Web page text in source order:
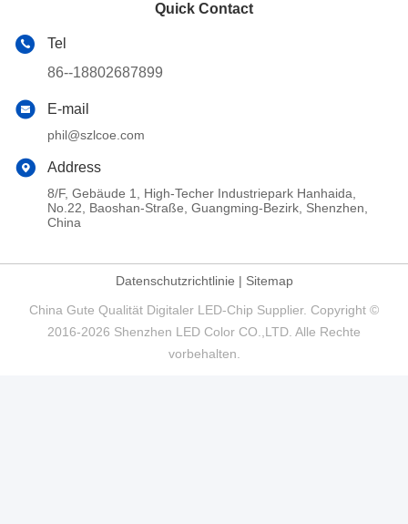
Quick Contact
Tel
86--18802687899
E-mail
phil@szlcoe.com
Address
8/F, Gebäude 1, High-Techer Industriepark Hanhaida,
No.22, Baoshan-Straße, Guangming-Bezirk, Shenzhen,
China
Datenschutzrichtlinie | Sitemap
China Gute Qualität Digitaler LED-Chip Supplier. Copyright ©
2016-2026 Shenzhen LED Color CO.,LTD. Alle Rechte
vorbehalten.